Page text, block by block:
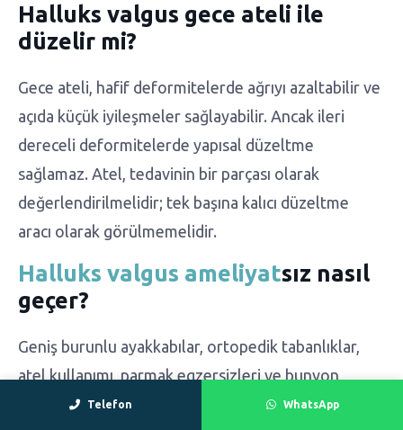
Telefon WhatsApp
Halluks valgus gece ateli ile
düzelir mi?
Gece ateli, hafif deformitelerde ağrıyı azaltabilir ve
açıda küçük iyileşmeler sağlayabilir. Ancak ileri
dereceli deformitelerde yapısal düzeltme
sağlamaz. Atel, tedavinin bir parçası olarak
değerlendirilmelidir; tek başına kalıcı düzeltme
aracı olarak görülmemelidir.
Halluks valgus ameliyatsız nasıl
geçer?
Geniş burunlu ayakkabılar, ortopedik tabanlıklar,
atel kullanımı, parmak egzersizleri ve bunyon
koruyucular gibi yöntemler belirtileri hafifletebilir.